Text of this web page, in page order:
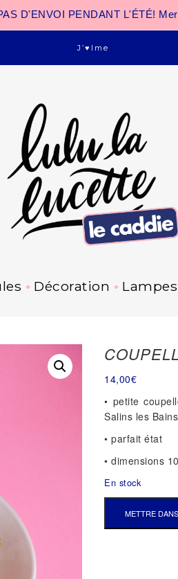
D'ENVOI PENDANT L'ÉTÉ!
J’♥ime
Décoration Lampes
14,00€
• petite
Salins les
• parfait état
• dimensions
En stock
METTRE